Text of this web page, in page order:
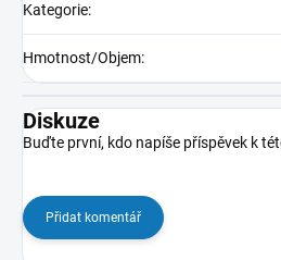
Kategorie:
Hmotnost/Objem:
Diskuze
Buďte první, kdo napíše příspěvek k
Přidat komentář